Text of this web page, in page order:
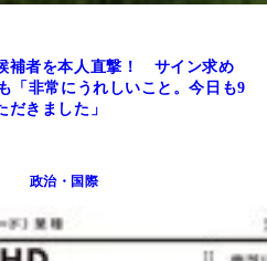
補者を本人直撃！ サイン求め
「非常にうれしいこと。今日も9
きました」
政治・国際